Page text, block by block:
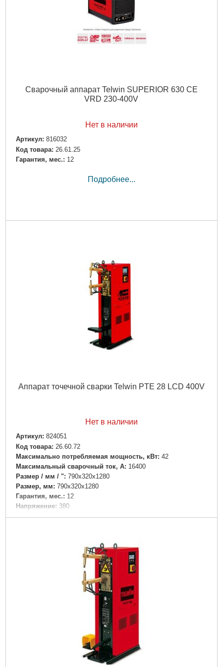
Сварочный аппарат Telwin SUPERIOR 630 CE
VRD 230-400V
Нет в наличии
Артикул: 816032
Код товара: 26.61.25
Гарантия, мес.: 12
Подробнее...
Аппарат точечной сварки Telwin PTE 28 LCD 400V
Нет в наличии
Артикул: 824051
Код товара: 26.60.72
Максимально потребляемая мощность, кВт: 42
Максимальный сварочный ток, А: 16400
Размер / мм / ": 790x320x1280
Размер, мм: 790x320x1280
Гарантия, мес.: 12
Напряжение: 380